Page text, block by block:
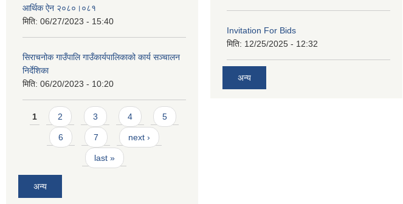
आर्थिक ऐन २०८०।०८१
मिति: 06/27/2023 - 15:40
सिराचनोक गाउँपालि गाउँकार्यपालिकाको कार्य सञ्चालन
निर्देशिका
मिति: 06/20/2023 - 10:20
Pages
1 2 3 4 5
6 7 next ›
last »
अन्य
Invitation For Bids
मिति: 12/25/2025 - 12:32
अन्य